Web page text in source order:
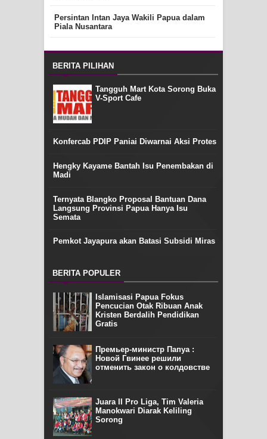
Persintan Intan Jaya Wakili Papua dalam
Piala Nusantara
BERITA PILIHAN
Tangguh Mart Kota Sorong Buka
V-Sport Cafe
Konfercab PDIP Paniai Diwarnai Aksi Protes
Hengky Kayame Bantah Isu Penembakan di
Madi
Ternyata Blangko Proposal Bantuan Dana
Langsung Provinsi Papua Hanya Isu
Semata
Pemkot Jayapura akan Batasi Subsidi Miras
BERITA POPULER
Islamisasi Papua Fokus
Pencucian Otak Ribuan Anak
Kristen Berdalih Pendidikan
Gratis
Премьер-министр Папуа :
Новой Гвинее решили
отменить закон о колдовстве
Juara II Pro Liga, Tim Valeria
Manokwari Diarak Keliling
Sorong